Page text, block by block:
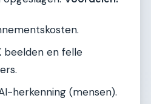
beelden en felle
herkenning (mensen).